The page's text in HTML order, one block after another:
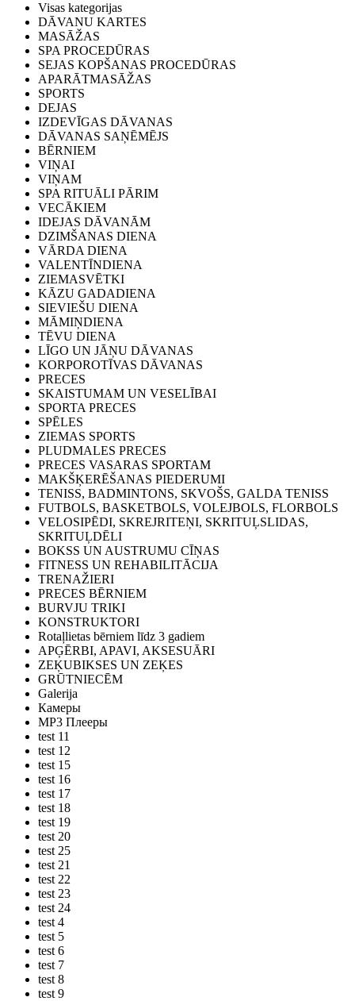
Visas kategorijas
DĀVANU KARTES
MASĀŽAS
SPA PROCEDŪRAS
SEJAS KOPŠANAS PROCEDŪRAS
APARĀTMASĀŽAS
SPORTS
DEJAS
IZDEVĪGAS DĀVANAS
DĀVANAS SAŅĒMĒJS
BĒRNIEM
VIŅAI
VIŅAM
SPA RITUĀLI PĀRIM
VECĀKIEM
IDEJAS DĀVANĀM
DZIMŠANAS DIENA
VĀRDA DIENA
VALENTĪNDIENA
ZIEMASVĒTKI
KĀZU GADADIENA
SIEVIEŠU DIENA
MĀMIŅDIENA
TĒVU DIENA
LĪGO UN JĀŅU DĀVANAS
KORPOROTĪVAS DĀVANAS
PRECES
SKAISTUMAM UN VESELĪBAI
SPORTA PRECES
SPĒLES
ZIEMAS SPORTS
PLUDMALES PRECES
PRECES VASARAS SPORTAM
MAKŠĶERĒŠANAS PIEDERUMI
TENISS, BADMINTONS, SKVOŠS, GALDA TENISS
FUTBOLS, BASKETBOLS, VOLEJBOLS, FLORBOLS
VELOSIPĒDI, SKREJRITEŅI, SKRITUĻSLIDAS,
SKRITUĻDĒLI
BOKSS UN AUSTRUMU CĪŅAS
FITNESS UN REHABILITĀCIJA
TRENAŽIERI
PRECES BĒRNIEM
BURVJU TRIKI
KONSTRUKTORI
Rotaļlietas bērniem līdz 3 gadiem
APĢĒRBI, APAVI, AKSESUĀRI
ZEĶUBIKSES UN ZEĶES
GRŪTNIECĒM
Galerija
Камеры
MP3 Плееры
test 11
test 12
test 15
test 16
test 17
test 18
test 19
test 20
test 25
test 21
test 22
test 23
test 24
test 4
test 5
test 6
test 7
test 8
test 9